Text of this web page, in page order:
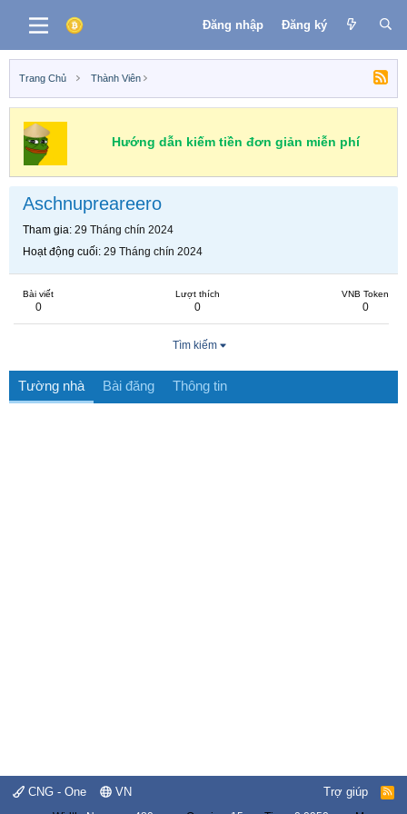
Đăng nhập Đăng ký
Trang Chủ Thành Viên
Hướng dẫn kiếm tiền đơn giản miễn phí
Aschnupreareero
Tham gia 29 Tháng chín 2024
Hoạt động cuối 29 Tháng chín 2024
Bài viết
0
Lượt thích
0
VNB Token
0
Tìm kiếm
Tường nhà Bài đăng Thông tin
CNG - One VN Trợ giúp
R